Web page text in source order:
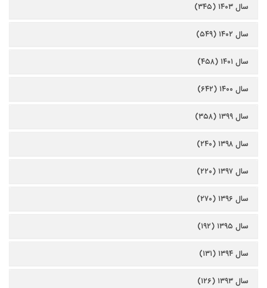
سال ۱۴۰۳ (۳۴۵)
سال ۱۴۰۲ (۵۴۹)
سال ۱۴۰۱ (۴۵۸)
سال ۱۴۰۰ (۶۴۲)
سال ۱۳۹۹ (۳۵۸)
سال ۱۳۹۸ (۲۴۰)
سال ۱۳۹۷ (۲۲۰)
سال ۱۳۹۶ (۲۷۰)
سال ۱۳۹۵ (۱۹۲)
سال ۱۳۹۴ (۱۳۱)
سال ۱۳۹۳ (۱۲۶)